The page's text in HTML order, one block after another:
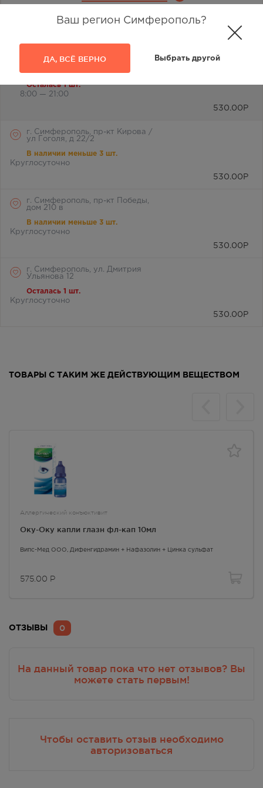
Ваш регион Симферополь?
ДА, ВСЁ ВЕРНО Выбрать другой
Отметьте любимую аптеку и вы всегда будете видеть её
г. Симферополь, ул.
Осталась 1 шт.
8:00 — 21:00
530.00 Р
г. Симферополь, пр-кт Кирова /
ул Гоголя, д 22/2
В наличии меньше 3 шт.
Круглосуточно
530.00 Р
г. Симферополь, пр-кт Победы,
дом 210 в
В наличии меньше 3 шт.
Круглосуточно
530.00 Р
г. Симферополь, ул. Дмитрия
Ульянова 12
Осталась 1 шт.
Круглосуточно
530.00 Р
ТОВАРЫ С ТАКИМ ЖЕ ДЕЙСТВУЮЩИМ ВЕЩЕСТВОМ
Аллергический конъюктивит
Оку-Оку капли глазн фл-кап 10мл
Випс-Мед ООО, Дифенгидрамин + Нафазолин + Цинка сульфат
575.00 Р
0
ОТЗЫВЫ
Чтобы оставить отзыв необходимо
авторизоваться
На данный товар пока что нет отзывов? Вы
можете стать первым!